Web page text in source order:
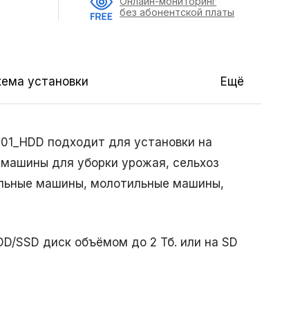
установки Ещё
подходит для установки на
для уборки урожая, сельхоз
машины, молотильные машины,
SSD диск объёмом до 2 Тб. или на SD
без абонентской платы